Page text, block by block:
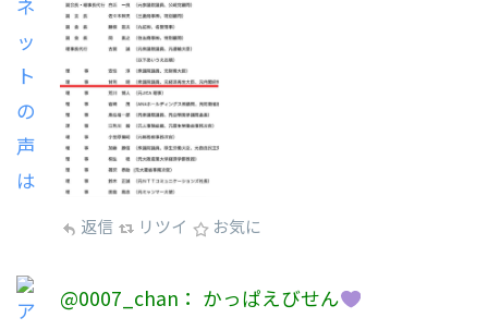
返信 リツイ お気に
@0007_chan： かっぱえびせん